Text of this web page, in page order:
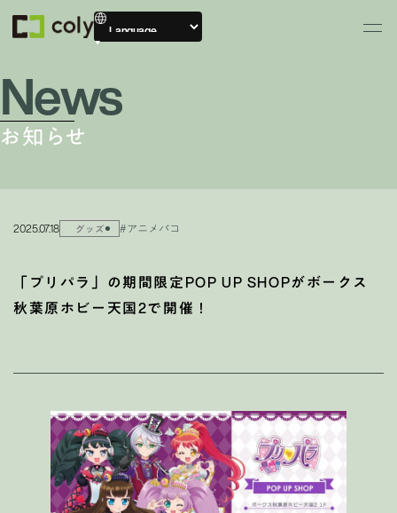
News
お知らせ
2025.07.18 グッズ #アニメバコ
「プリパラ」の期間限定POP UP SHOPがボークス
秋葉原ホビー天国2で開催！